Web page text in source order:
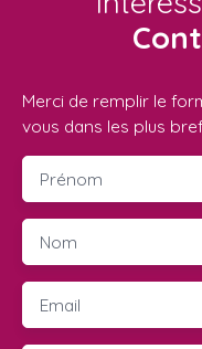
Merci de remplir le
vous dans les plus
Prénom
Nom
Email